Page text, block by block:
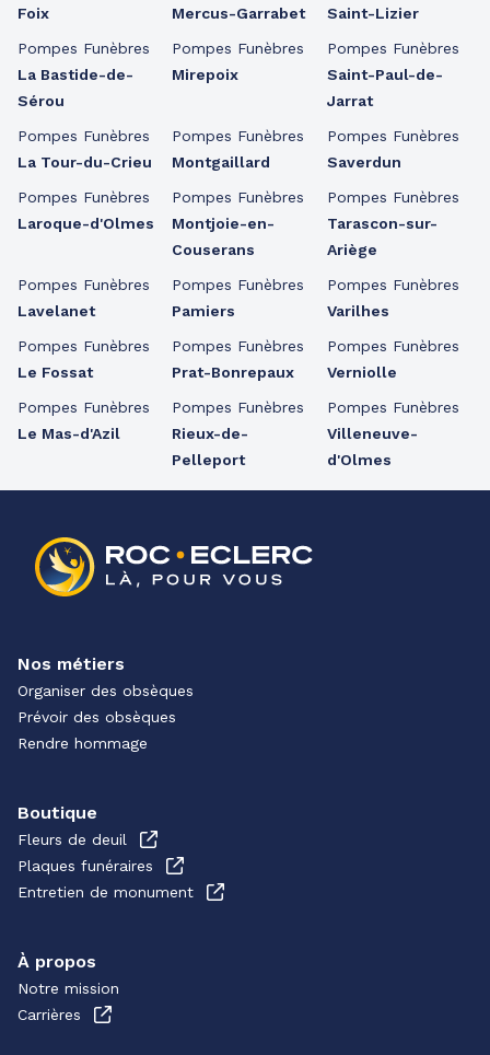
Foix
Pompes Funèbres
La Bastide-de-
Sérou
Pompes Funèbres
La Tour-du-Crieu
Pompes Funèbres
Laroque-d'Olmes
Pompes Funèbres
Lavelanet
Pompes Funèbres
Le Fossat
Pompes Funèbres
Le Mas-d'Azil
Mercus-Garrabet
Pompes Funèbres
Mirepoix
Pompes Funèbres
Montgaillard
Pompes Funèbres
Montjoie-en-
Couserans
Pompes Funèbres
Pamiers
Pompes Funèbres
Prat-Bonrepaux
Pompes Funèbres
Rieux-de-
Pelleport
Saint-Lizier
Pompes Funèbres
Saint-Paul-de-
Jarrat
Pompes Funèbres
Saverdun
Pompes Funèbres
Tarascon-sur-
Ariège
Pompes Funèbres
Varilhes
Pompes Funèbres
Verniolle
Pompes Funèbres
Villeneuve-
d'Olmes
Nos métiers
Organiser des obsèques
Prévoir des obsèques
Rendre hommage
Boutique
Fleurs de deuil
Plaques funéraires
Entretien de monument
À propos
Notre mission
Carrières